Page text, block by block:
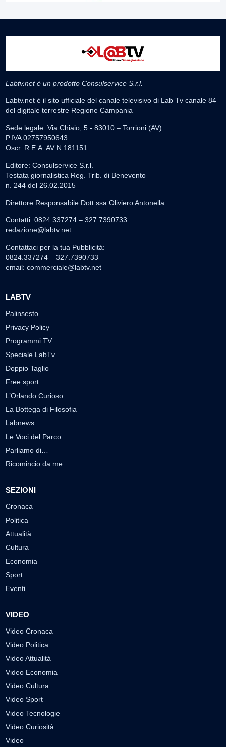
Labtv.net è un prodotto Consulservice S.r.l.
Labtv.net è il sito ufficiale del canale televisivo di Lab Tv canale 84
del digitale terrestre Regione Campania
Sede legale: Via Chiaio, 5 - 83010 – Torrioni (AV)
P.IVA 02757950643
Oscr. R.E.A. AV N.181151
Editore: Consulservice S.r.l.
Testata giornalistica Reg. Trib. di Benevento
n. 244 del 26.02.2015
Direttore Responsabile Dott.ssa Oliviero Antonella
Contatti: 0824.337274 – 327.7390733
redazione@labtv.net
Contattaci per la tua Pubblicità:
0824.337274 – 327.7390733
email: commerciale@labtv.net
LABTV
Palinsesto
Privacy Policy
Programmi TV
Speciale LabTv
Doppio Taglio
Free sport
L’Orlando Curioso
La Bottega di Filosofia
Labnews
Le Voci del Parco
Parliamo di…
Ricomincio da me
SEZIONI
Cronaca
Politica
Attualità
Cultura
Economia
Sport
Eventi
VIDEO
Video Cronaca
Video Politica
Video Attualità
Video Economia
Video Cultura
Video Sport
Video Tecnologie
Video Curiosità
Video